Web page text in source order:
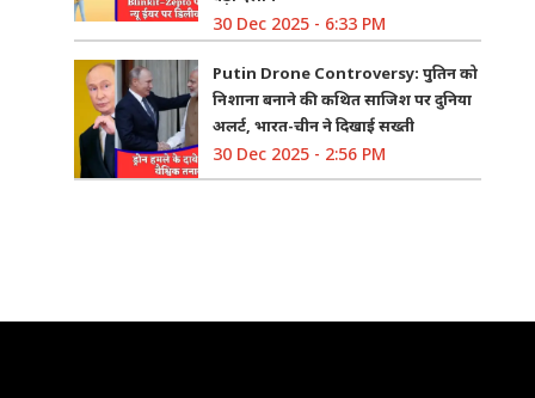
30 Dec 2025 - 6:33 PM
Putin Drone Controversy: पुतिन को
निशाना बनाने की कथित साजिश पर दुनिया
अलर्ट, भारत-चीन ने दिखाई सख्ती
30 Dec 2025 - 2:56 PM